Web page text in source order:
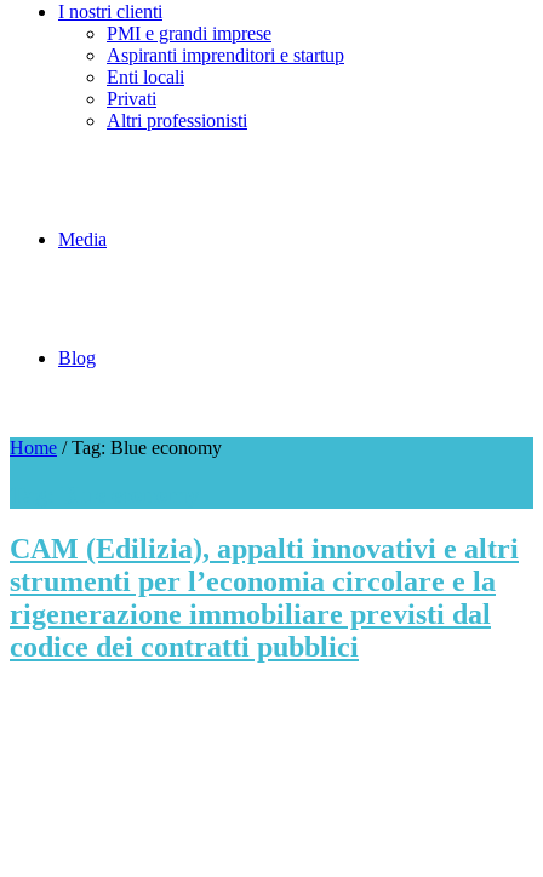
I nostri clienti
PMI e grandi imprese
Aspiranti imprenditori e startup
Enti locali
Privati
Altri professionisti
Media
Blog
Home /Tag: Blue economy
CAM (Edilizia), appalti innovativi e altri
strumenti per l’economia circolare e la
rigenerazione immobiliare previsti dal
codice dei contratti pubblici